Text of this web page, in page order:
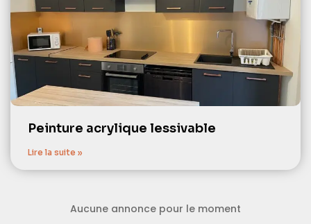
Peinture acrylique lessivable
Lire la suite »
Aucune annonce pour le moment